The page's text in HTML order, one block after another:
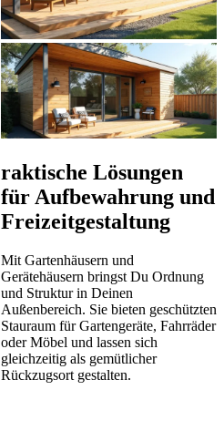
raktische Lösungen
für Aufbewahrung und
Freizeitgestaltung
Mit Gartenhäusern und
Gerätehäusern bringst Du Ordnung
und Struktur in Deinen
Außenbereich. Sie bieten geschützten
Stauraum für Gartengeräte, Fahrräder
oder Möbel und lassen sich
gleichzeitig als gemütlicher
Rückzugsort gestalten.